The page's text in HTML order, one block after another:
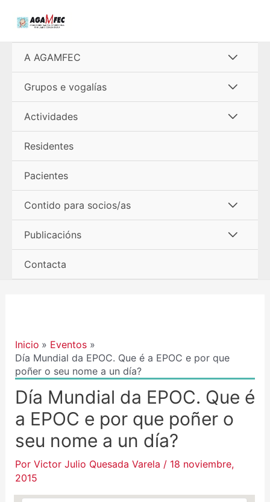
A AGAMFEC
menú
Grupos e vogalías
menú
Actividades
Residentes
Pacientes
Contido para socios/as
menú
Publicacións
Contacta
Inicio
Eventos
Día Mundial da EPOC. Que é a EPOC e por que
poñer o seu nome a un día?
Día Mundial da EPOC. Que é
a EPOC e por que poñer o
seu nome a un día?
Por Victor Julio Quesada Varela / 18 noviembre,
2015